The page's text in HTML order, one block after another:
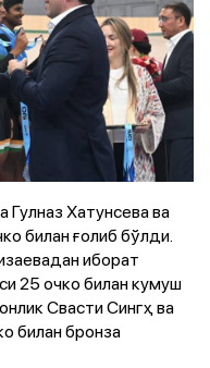
Гулназ Хатунсева ва
билан ғолиб бўлди.
иборат
25 очко билан кумуш
Свасти Сингҳ ва
билан бронза